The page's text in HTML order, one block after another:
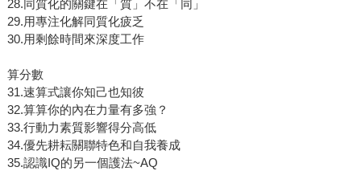
28.同質化的關鍵在「質」不在「同」
29.用專注化解同質化疲乏
30.用剩餘時間來深度工作
算分數
31.速算式讓你知己也知彼
32.算算你的內在力量有多強？
33.行動力素質影響得分高低
34.優先耕耘關聯特色和自我養成
35.認識IQ的另一個護法~AQ